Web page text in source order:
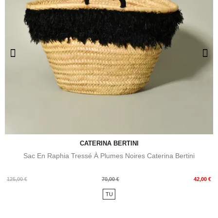
CATERINA BERTINI
Sac En Raphia Tressé À Plumes Noires Caterina Bertini
125,00 €
Prix
70,00 € 42,00 €
Prix
TU